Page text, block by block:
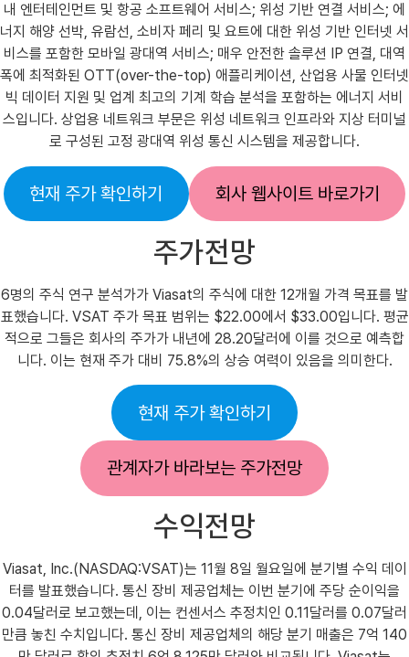
내 엔터테인먼트 및 항공 소프트웨어 서비스; 위성 기반 연결 서비스; 에
너지 해양 선박, 유람선, 소비자 페리 및 요트에 대한 위성 기반 인터넷 서
비스를 포함한 모바일 광대역 서비스; 매우 안전한 솔루션 IP 연결, 대역
폭에 최적화된 OTT(over-the-top) 애플리케이션, 산업용 사물 인터넷
빅 데이터 지원 및 업계 최고의 기계 학습 분석을 포함하는 에너지 서비
스입니다. 상업용 네트워크 부문은 위성 네트워크 인프라와 지상 터미널
로 구성된 고정 광대역 위성 통신 시스템을 제공합니다.
현재 주가 확인하기 회사 웹사이트 바로가기
주가전망
6명의 주식 연구 분석가가 Viasat의 주식에 대한 12개월 가격 목표를 발
표했습니다. VSAT 주가 목표 범위는 $22.00에서 $33.00입니다. 평균
적으로 그들은 회사의 주가가 내년에 28.20달러에 이를 것으로 예측합
니다. 이는 현재 주가 대비 75.8%의 상승 여력이 있음을 의미한다.
현재 주가 확인하기
관계자가 바라보는 주가전망
수익전망
Viasat, Inc.(NASDAQ:VSAT)는 11월 8일 월요일에 분기별 수익 데이
터를 발표했습니다. 통신 장비 제공업체는 이번 분기에 주당 순이익을
0.04달러로 보고했는데, 이는 컨센서스 추정치인 0.11달러를 0.07달러
만큼 놓친 수치입니다. 통신 장비 제공업체의 해당 분기 매출은 7억 140